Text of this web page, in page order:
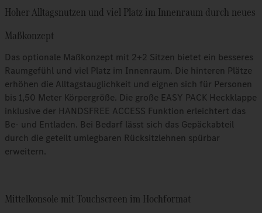
Hoher Alltagsnutzen und viel Platz im Innenraum durch neues
Maßkonzept
Das optionale Maßkonzept mit 2+2 Sitzen bietet ein besseres
Raumgefühl und viel Platz im Innenraum. Die hinteren Plätze
erhöhen die Alltagstauglichkeit und eignen sich für Personen
bis 1,50 Meter Körpergröße. Die große EASY PACK Heckklappe
inklusive der HANDSFREE ACCESS Funktion erleichtert das
Be- und Entladen. Bei Bedarf lässt sich das Gepäckabteil
durch die geteilt umlegbaren Rücksitzlehnen spürbar
erweitern.
Mittelkonsole mit Touchscreen im Hochformat